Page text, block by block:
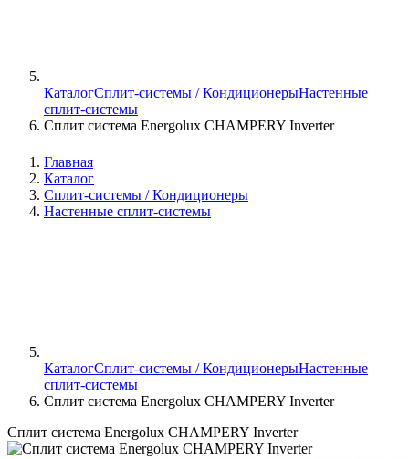
КаталогСплит-системы / КондиционерыНастенные
сплит-системы
Сплит система Energolux CHAMPERY Inverter
Главная
Каталог
Сплит-системы / Кондиционеры
Настенные сплит-системы
КаталогСплит-системы / КондиционерыНастенные
сплит-системы
Сплит система Energolux CHAMPERY Inverter
Сплит система Energolux CHAMPERY Inverter